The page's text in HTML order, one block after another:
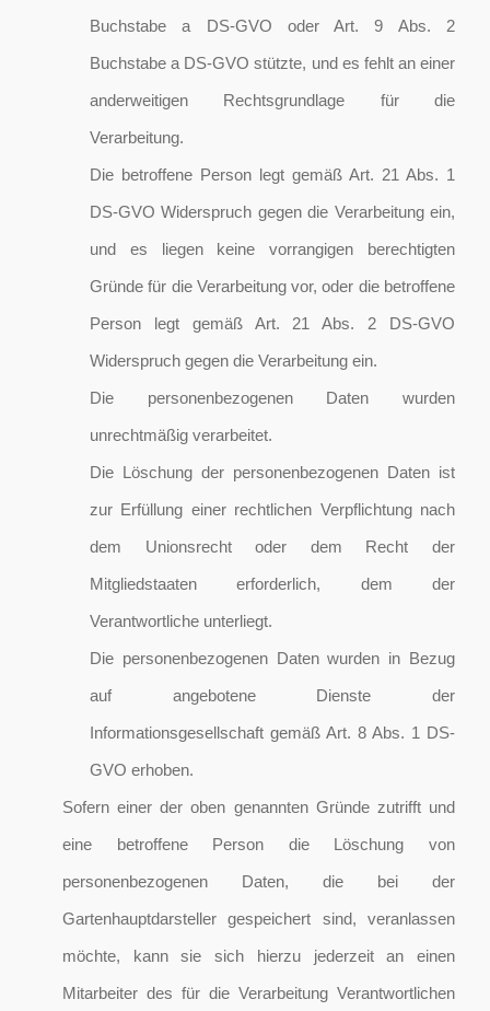
Buchstabe a DS-GVO oder Art. 9 Abs. 2
Buchstabe a DS-GVO stützte, und es fehlt an einer
anderweitigen Rechtsgrundlage für die
Verarbeitung.
Die betroffene Person legt gemäß Art. 21 Abs. 1
DS-GVO Widerspruch gegen die Verarbeitung ein,
und es liegen keine vorrangigen berechtigten
Gründe für die Verarbeitung vor, oder die betroffene
Person legt gemäß Art. 21 Abs. 2 DS-GVO
Widerspruch gegen die Verarbeitung ein.
Die personenbezogenen Daten wurden
unrechtmäßig verarbeitet.
Die Löschung der personenbezogenen Daten ist
zur Erfüllung einer rechtlichen Verpflichtung nach
dem Unionsrecht oder dem Recht der
Mitgliedstaaten erforderlich, dem der
Verantwortliche unterliegt.
Die personenbezogenen Daten wurden in Bezug
auf angebotene Dienste der
Informationsgesellschaft gemäß Art. 8 Abs. 1 DS-
GVO erhoben.
Sofern einer der oben genannten Gründe zutrifft und
eine betroffene Person die Löschung von
personenbezogenen Daten, die bei der
Gartenhauptdarsteller gespeichert sind, veranlassen
möchte, kann sie sich hierzu jederzeit an einen
Mitarbeiter des für die Verarbeitung Verantwortlichen